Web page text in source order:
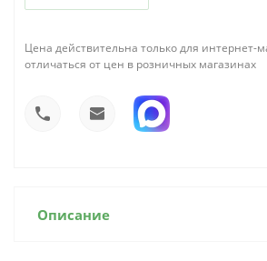
Цена действительна только для интернет-
отличаться от цен в розничных магазинах
Описание